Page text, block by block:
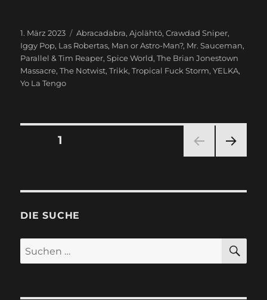
Veröffentlicht
am
1. März 2023 Schlagwörter
Abracadabra,Ajolähtö,Crawdad Sniper,
Iggy Pop, Las Robertas, Man or Astro-Man?, Mr. Sauceman,
Parallel & Tim Reaper,Spice World,The Brian Jonestown
Massacre,The Notwist,Trikk,Tropical Fuck Storm,YELKA,
Yo La Tengo
Seitennummerierung
Beiträge
1
E
DIE SUCHE
Suchen
nach: